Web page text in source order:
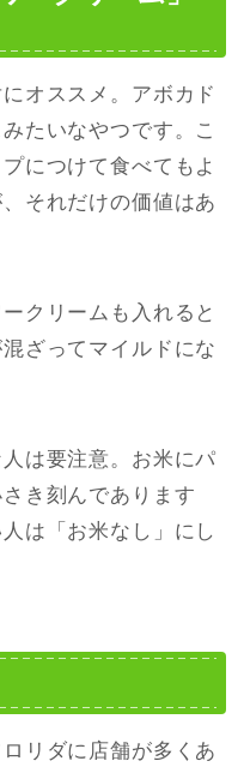
オススメ。アボカド
たいなやつです。こ
につけて食べてもよ
それだけの価値はあ
クリームも入れると
ざってマイルドにな
は要注意。お米にパ
き刻んであります
は「お米なし」にし
リダに店舗が多くあ